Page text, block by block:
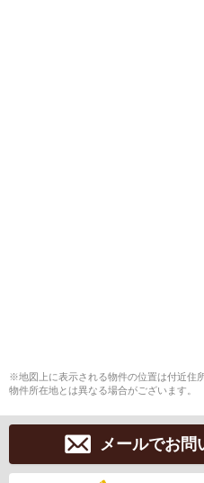
※地図上に表示される物件の位置は付近住
物件所在地とは異なる場合がございます。
メールでお問